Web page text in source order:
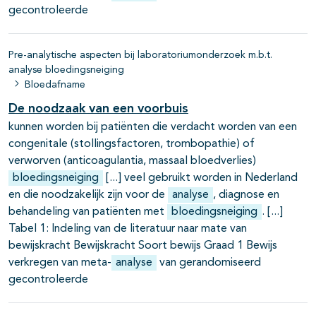
gecontroleerde
Pre-analytische aspecten bij laboratoriumonderzoek m.b.t.
analyse bloedingsneiging
Bloedafname
De noodzaak van een voorbuis
kunnen worden bij patiënten die verdacht worden van een
congenitale (stollingsfactoren, trombopathie) of
verworven (anticoagulantia, massaal bloedverlies)
bloedingsneiging
veel gebruikt worden in Nederland
en die noodzakelijk zijn voor de
analyse , diagnose en
behandeling van patiënten met
bloedingsneiging .
Tabel 1: Indeling van de literatuur naar mate van
bewijskracht Bewijskracht Soort bewijs Graad 1 Bewijs
verkregen van meta- analyse
van gerandomiseerd
gecontroleerde